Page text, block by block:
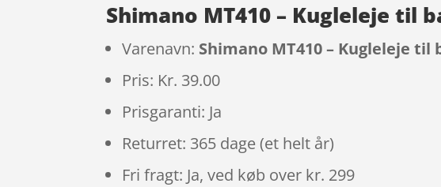
Shimano MT410 – Kugleleje til
Varenavn: Shimano MT410 – Kugleleje til
Pris: Kr. 39.00
Prisgaranti: Ja
Returret: 365 dage (et helt år)
Fri fragt: Ja, ved køb over kr. 299